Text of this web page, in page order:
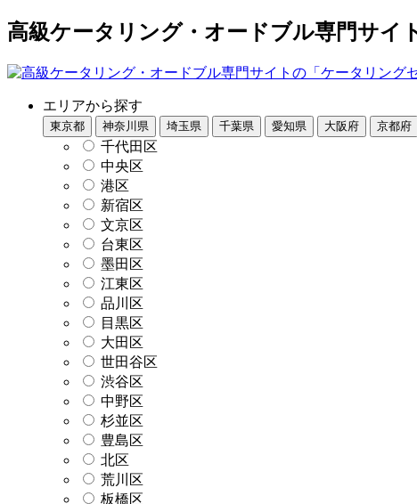
高級ケータリング・オードブル専門サイ
エリアから探す
東京都 神奈川県 埼玉県 千葉県 愛知県 大阪府 京都府
千代田区
中央区
港区
新宿区
文京区
台東区
墨田区
江東区
品川区
目黒区
大田区
世田谷区
渋谷区
中野区
杉並区
豊島区
北区
荒川区
板橋区